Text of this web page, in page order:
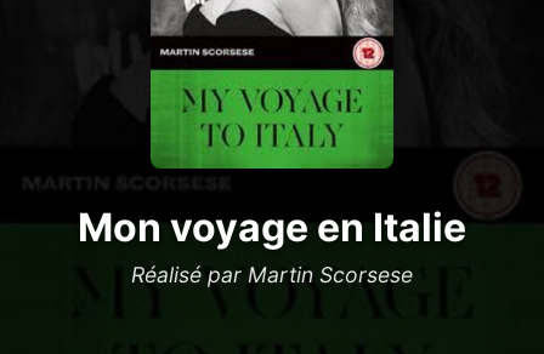
Mon voyage en Italie
Réalisé par Martin Scorsese